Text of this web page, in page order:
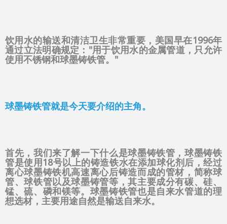
饮用水的输送和清洁卫生非常重要，美国早在1996年
通过立法明确规定："用于饮用水的金属管道，只允许
使用不锈钢和球墨铸铁管。"
球墨铸铁管就是今天要介绍的主角。
首先，我们来了解一下什么是球墨铸铁管，球墨铸铁
管是使用18号以上的铸造铁水在添加球化剂后，经过
离心球墨铸铁机高速离心后铸造而成的管材，简称球
管、球铁管以及球墨铸管等，其主要成分有碳、硅、
锰、硫、磷和镁等。球墨铸铁管也是自来水管道的理
想选材，主要用途自然是输送自来水。